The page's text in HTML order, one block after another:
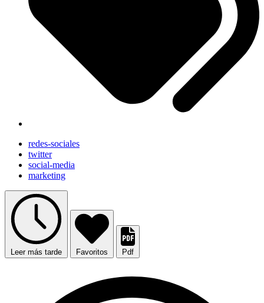
redes-sociales
twitter
social-media
marketing
Leer más tarde Favoritos Pdf